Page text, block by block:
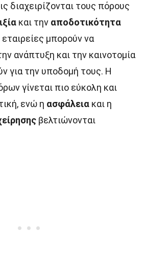
διαχειρίζονται τους πόρους
και την αποδοτικότητα
μπορούν να
ανάπτυξη και την καινοτομία
για την υποδομή τους. Η
γίνεται πιο εύκολη και
ενώ η ασφάλεια και η
βελτιώνονται